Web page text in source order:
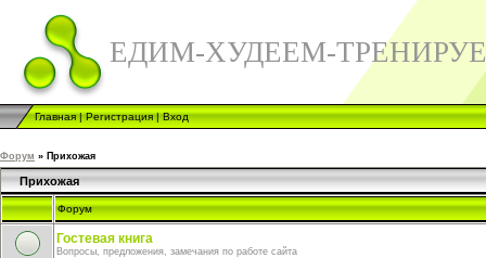
ЕДИМ-ХУДЕЕМ-
Главная|Регистрация|Вход
Форум » Прихожая
Прихожая
Форум
Гостевая книга
Вопросы, предложения, замечания по работе сайта